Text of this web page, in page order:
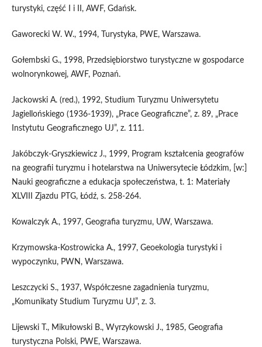
turystyki, część I i II, AWF, Gdańsk.
Gaworecki W. W., 1994, Turystyka, PWE, Warszawa.
Gołembski G., 1998, Przedsiębiorstwo turystyczne w gospodarce
wolnorynkowej, AWF, Poznań.
Jackowski A. (red.), 1992, Studium Turyzmu Uniwersytetu
Jagiellońskiego (1936-1939), „Prace Geograficzne”, z. 89, „Prace
Instytutu Geograficznego UJ”, z. 111.
Jakóbczyk-Gryszkiewicz J., 1999, Program kształcenia geografów
na geografii turyzmu i hotelarstwa na Uniwersytecie Łódzkim, [w:]
Nauki geograficzne a edukacja społeczeństwa, t. 1: Materiały
XLVIII Zjazdu PTG, Łódź, s. 258-264.
Kowalczyk A., 1997, Geografia turyzmu, UW, Warszawa.
Krzymowska-Kostrowicka A., 1997, Geoekologia turystyki i
wypoczynku, PWN, Warszawa.
Leszczycki S., 1937, Współczesne zagadnienia turyzmu,
„Komunikaty Studium Turyzmu UJ”, z. 3.
Lijewski T., Mikułowski B., Wyrzykowski J., 1985, Geografia
turystyczna Polski, PWE, Warszawa.